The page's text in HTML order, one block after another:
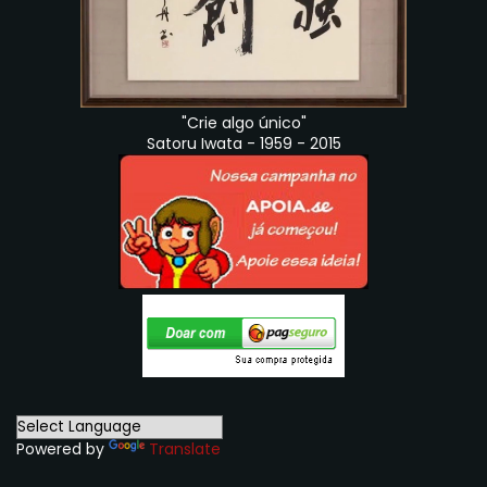
"Crie algo único"
Satoru Iwata - 1959 - 2015
Powered by Translate